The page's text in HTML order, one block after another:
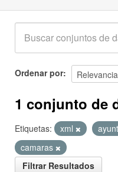
Ordenar por
1 conjunto de
Etiquetas: xml
camaras
Filtrar Resultados